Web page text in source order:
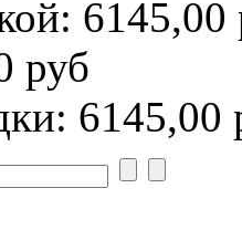
6145,00
руб
6145,00